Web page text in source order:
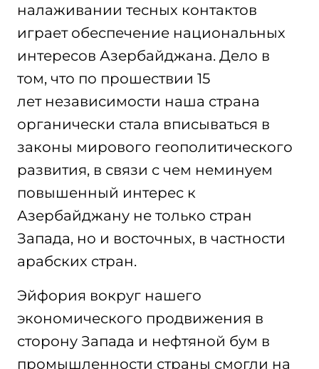
налаживании тесных контактов
играет обеспечение национальных
интересов Азербайджана. Дело в
том, что по прошествии 15
лет независимости наша страна
органически стала вписываться в
законы мирового геополитического
развития, в связи с чем неминуем
повышенный интерес к
Азербайджану не только стран
Запада, но и восточных, в частности
арабских стран.
Эйфория вокруг нашего
экономического продвижения в
сторону Запада и нефтяной бум в
промышленности страны смогли на